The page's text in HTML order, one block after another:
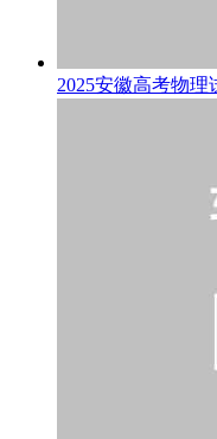
2025安徽高考物